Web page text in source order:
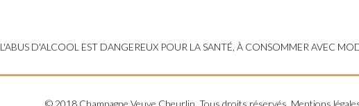
L'ABUS D'ALCOOL EST DANGEREUX POUR LA SANTÉ, À CONSOMMER AVEC